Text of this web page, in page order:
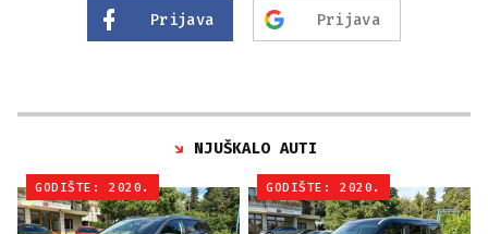
Prijava Prijava
NJUŠKALO AUTI
GODIŠTE: 2020. GODIŠTE: 2020.